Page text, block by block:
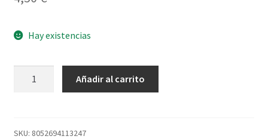
Hay existencias
cantidad
Añadir al carrito
SKU: 8052694113247